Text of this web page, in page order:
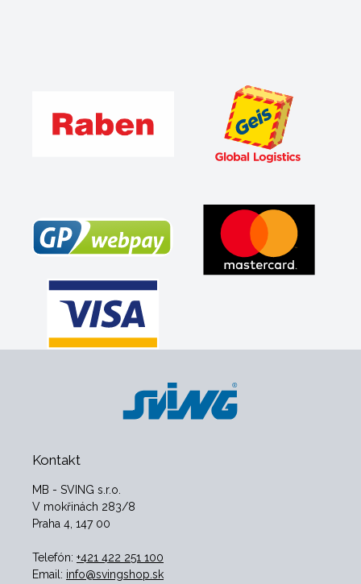
Kontakt
MB - SVING s.r.o.
V mokřinách 283/8
Praha 4, 147 00
Telefón: +421 422 251 100
Email: info@svingshop.sk